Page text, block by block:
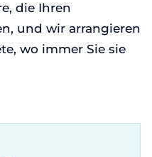
die Ihren
und wir arrangieren
wo immer Sie sie